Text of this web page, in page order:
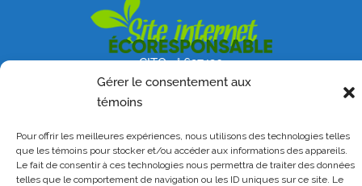
Gérer le consentement aux
témoins
Pour offrir les meilleures expériences, nous utilisons des technologies telles
que les témoins pour stocker et/ou accéder aux informations des appareils.
Le fait de consentir à ces technologies nous permettra de traiter des données
telles que le comportement de navigation ou les ID uniques sur ce site. Le
CITQ n° 627420